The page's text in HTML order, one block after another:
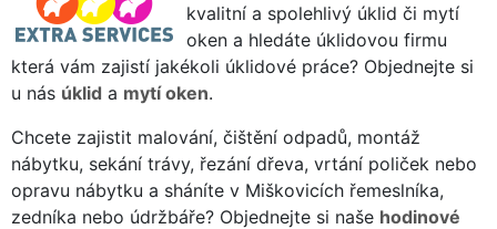
kvalitní a spolehlivý úklid či mytí
oken a hledáte úklidovou firmu
která vám zajistí jakékoli úklidové práce? Objednejte si
u nás úklid a mytí oken.
Chcete zajistit malování, čištění odpadů, montáž
nábytku, sekání trávy, řezání dřeva, vrtání poliček nebo
opravu nábytku a sháníte v Miškovicích řemeslníka,
zedníka nebo údržbáře? Objednejte si naše hodinové